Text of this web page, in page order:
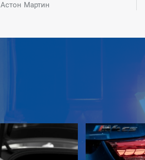
Астон Мартин